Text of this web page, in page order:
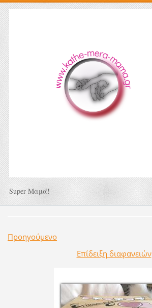
Super Μαμά!
Προηγούμενο
Επίδειξη διαφανειών